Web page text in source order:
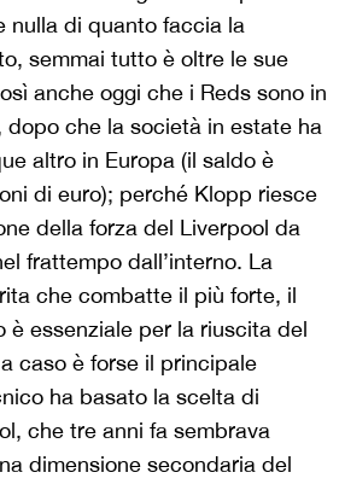
nulla di quanto faccia la
semmai tutto è oltre le sue
anche oggi che i Reds sono in
che la società in estate ha
altro in Europa (il saldo è
di euro); perché Klopp riesce
della forza del Liverpool da
frattempo dall’interno. La
che combatte il più forte, il
è essenziale per la riuscita del
caso è forse il principale
ha basato la scelta di
che tre anni fa sembrava
dimensione secondaria del